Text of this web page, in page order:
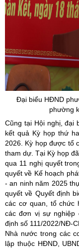
Đại biểu HĐND
phường
Cũng tại Hội nghị, đại
kết quả Kỳ họp thứ
2026. Kỳ họp được tổ
tham dự. Tại Kỳ họp
qua 11 nghị quyết
quyết về Kế hoạch
- an ninh năm 2025
quyết về Quyết định
các cơ quan, tổ chức
các đơn vị sự nghiệp
định số 111/2022/NĐ-
Nhà nước trong các
lập thuộc HĐND,